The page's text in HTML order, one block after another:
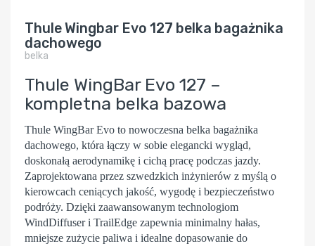
Thule Wingbar Evo 127 belka bagażnika
dachowego
belka
Thule WingBar Evo 127 –
kompletna belka bazowa
Thule WingBar Evo to nowoczesna belka bagażnika
dachowego, która łączy w sobie elegancki wygląd,
doskonałą aerodynamikę i cichą pracę podczas jazdy.
Zaprojektowana przez szwedzkich inżynierów z myślą o
kierowcach ceniących jakość, wygodę i bezpieczeństwo
podróży. Dzięki zaawansowanym technologiom
WindDiffuseri TrailEdge zapewnia minimalny hałas,
mniejsze zużycie paliwa i idealne dopasowanie do